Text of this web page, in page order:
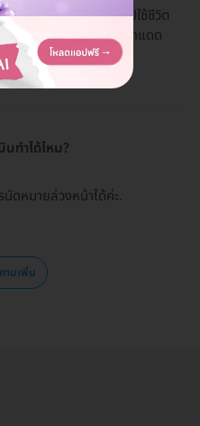
ยเลเซอร์สามารถกลับไปใช้ชีวิต
แต่ควรหลีกเลี่ยงการออกแดด
ทำได้ไหม?
ดหมายล่วงหน้าได้ค่ะ.
ามเพิ่ม